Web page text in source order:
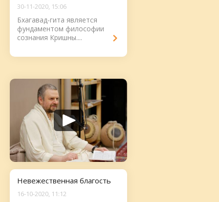
30-11-2020, 15:06
Бхагавад-гита является
фундаментом философии
сознания Кришны....
Невежественная благость
16-10-2020, 11:12